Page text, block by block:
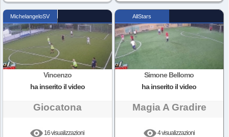
MichelangeloSV
Vincenzo
ha inserito il video
Giocatona
16 visualizzazioni
AllStars
Simone Bellomo
ha inserito il video
Magia A Gradire
4 visualizzazioni